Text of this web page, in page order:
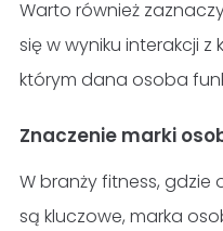
Warto również
się w wyniku interakcji z
którym dana osoba
Znaczenie marki
W branży fitness, gdzie
są kluczowe, marka